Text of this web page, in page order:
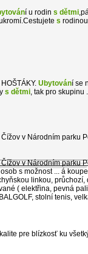
í u rodin s dětmi
s
Ubytování se
s dětmi, tak pro skupinu
v Národním parku
v Národním parku
osob s možnost ... á
linkou, průchozí,
( elektřina, pevná
stolní tenis,
pre blízkosť ku